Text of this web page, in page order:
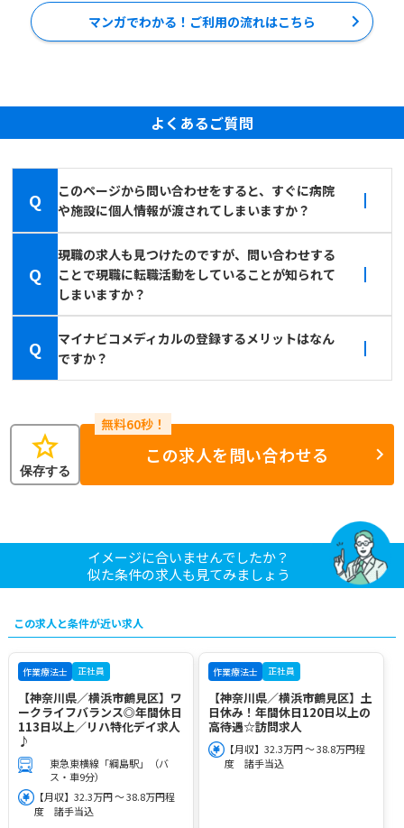
マンガでわかる！ご利用の流れはこちら
よくあるご質問
Q
このページから問い合わせをすると、すぐに病院
や施設に個人情報が渡されてしまいますか？
Q
現職の求人も見つけたのですが、問い合わせする
ことで現職に転職活動をしていることが知られて
しまいますか？
Q
マイナビコメディカルの登録するメリットはなん
ですか？
star
保存する
この求人を問い合わせる
イメージに合いませんでしたか？
似た条件の求人も見てみましょう
この求人と条件が近い求人
作業療法士 正社員
【神奈川県／横浜市鶴見区】ワ
ークライフバランス◎年間休日
113日以上／リハ特化デイ求人
♪
東急東横線「綱島駅」（バ
ス・車9分）
【月収】32.3万円 ～ 38.8万円程
度 諸手当込
作業療法士 正社員
【神奈川県／横浜市鶴見区】土
日休み！年間休日120日以上の
高待遇☆訪問求人
【月収】32.3万円 ～ 38.8万円程
度 諸手当込